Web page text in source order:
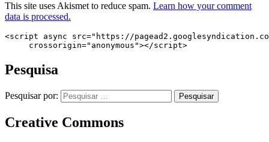
This site uses Akismet to reduce spam. Learn how your comment
data is processed.
<script async src="https://
     crossorigin="anonymous"></script>
Pesquisa
Pesquisar por:
Creative Commons